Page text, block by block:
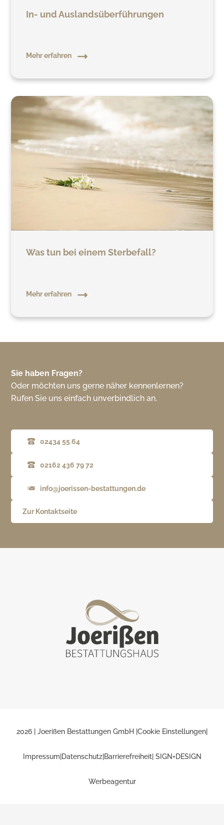
In- und Auslandsüberführungen
Mehr erfahren
Was tun bei einem Sterbefall?
Mehr erfahren
Sie haben Fragen?
Oder möchten uns gerne näher kennenlernen?
Rufen Sie uns einfach unverbindlich an.
02434 55 64
02162 436 79 72
info@joerissen-bestattungen.de
Zur Kontaktseite
2026 | Joerißen Bestattungen GmbH | Cookie Einstellungen
Impressum Datenschutz| Barrierefreiheit| SIGN+DESIGN
Werbeagentur